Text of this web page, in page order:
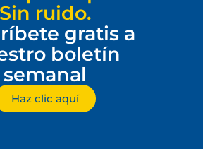
Sin ruido.
gratis a
boletín
semanal
Haz clic aquí